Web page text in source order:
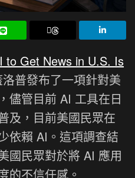
to Get News in U.S. Is
普發布了一項針對美
儘管目前 AI 工具在日
及，目前美國民眾在
依賴 AI。這項調查結
國民眾對於將 AI 應用
的不信任感。